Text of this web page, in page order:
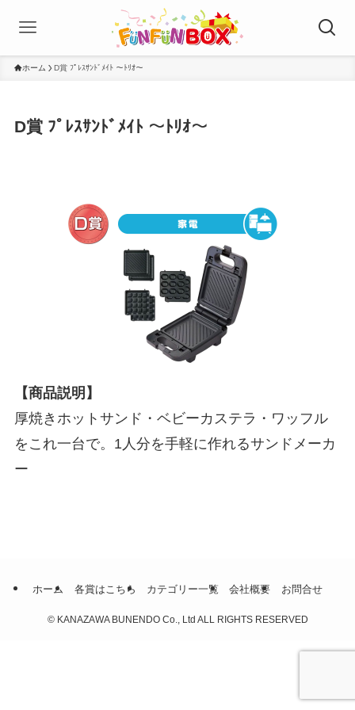
ホーム D賞 ﾌﾟﾚｽｻﾝﾄﾞﾒｲﾄ ～ﾄﾘｵ～
D賞 ﾌﾟﾚｽｻﾝﾄﾞﾒｲﾄ ～ﾄﾘｵ～
【商品説明】
厚焼きホットサンド・ベビーカステラ・ワッフル
をこれ一台で。1人分を手軽に作れるサンドメーカ
ー
ホーム 各賞はこちら カテゴリー一覧 会社概要 お問合せ
©KANAZAWA BUNENDO Co., Ltd ALL RIGHTS RESERVED